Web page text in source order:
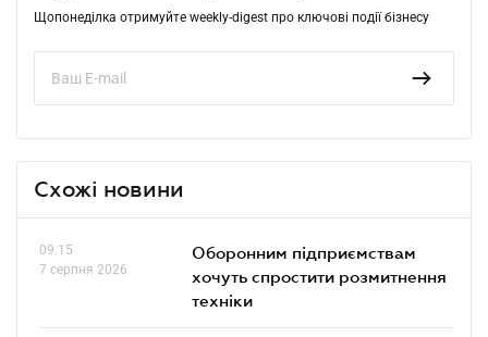
Щопонеділка отримуйте weekly-digest про ключові події бізнесу
Схожі новини
09.15
7 серпня 2026
Оборонним підприємствам
хочуть спростити розмитнення
техніки